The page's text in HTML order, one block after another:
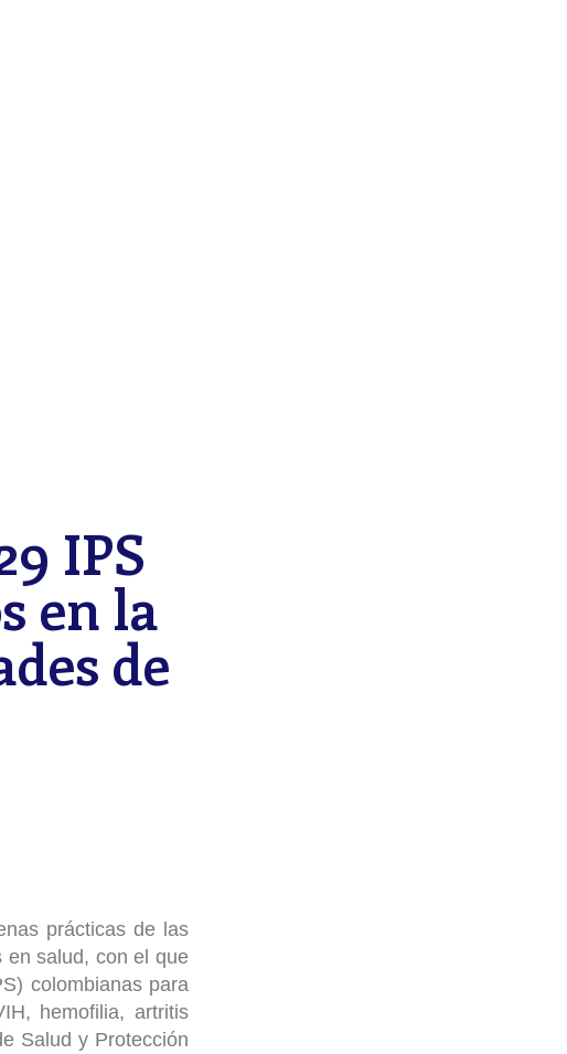
IPS
en la
de
prácticas de las
en salud, con el que
colombianas para
hemofilia, artritis
Salud y Protección